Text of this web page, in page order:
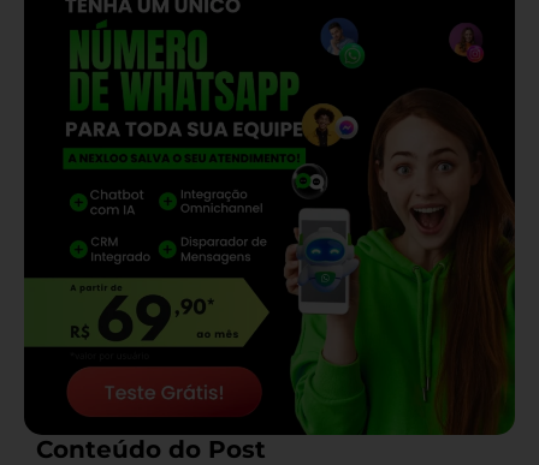
Conteúdo do Post